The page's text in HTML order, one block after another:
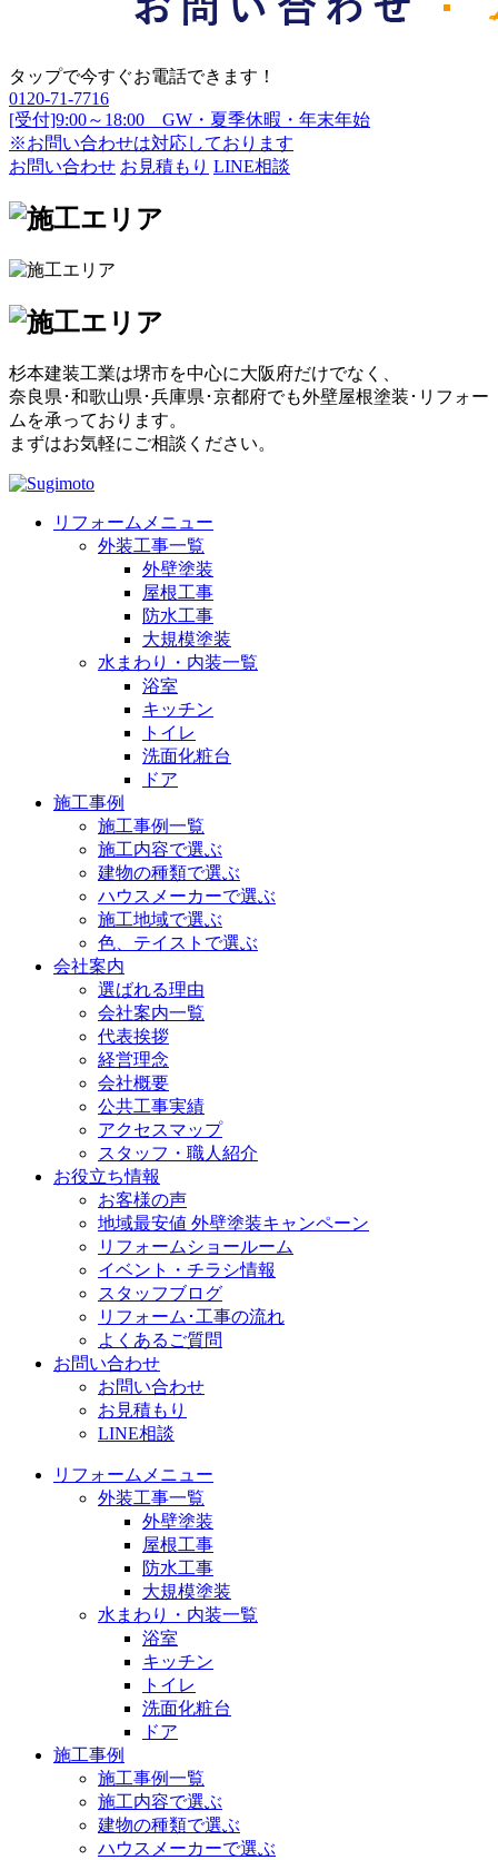
タップで今すぐお電話できます！
0120-71-7716
[受付]9:00～18:00 GW・夏季休暇・年末年始
※お問い合わせは対応しております
お問い合わせ お見積もり LINE相談
杉本建装工業は堺市を中心に大阪府だけでなく、
奈良県･和歌山県･兵庫県･京都府でも外壁屋根塗装･リフォー
ムを承っております。
まずはお気軽にご相談ください。
リフォームメニュー
外装工事一覧
外壁塗装
屋根工事
防水工事
大規模塗装
水まわり・内装一覧
浴室
キッチン
トイレ
洗面化粧台
ドア
施工事例
施工事例一覧
施工内容で選ぶ
建物の種類で選ぶ
ハウスメーカーで選ぶ
施工地域で選ぶ
色、テイストで選ぶ
会社案内
選ばれる理由
会社案内一覧
代表挨拶
経営理念
会社概要
公共工事実績
アクセスマップ
スタッフ・職人紹介
お役立ち情報
お客様の声
地域最安値 外壁塗装キャンペーン
リフォームショールーム
イベント・チラシ情報
スタッフブログ
リフォーム･工事の流れ
よくあるご質問
お問い合わせ
お問い合わせ
お見積もり
LINE相談
リフォームメニュー
外装工事一覧
外壁塗装
屋根工事
防水工事
大規模塗装
水まわり・内装一覧
浴室
キッチン
トイレ
洗面化粧台
ドア
施工事例
施工事例一覧
施工内容で選ぶ
建物の種類で選ぶ
ハウスメーカーで選ぶ